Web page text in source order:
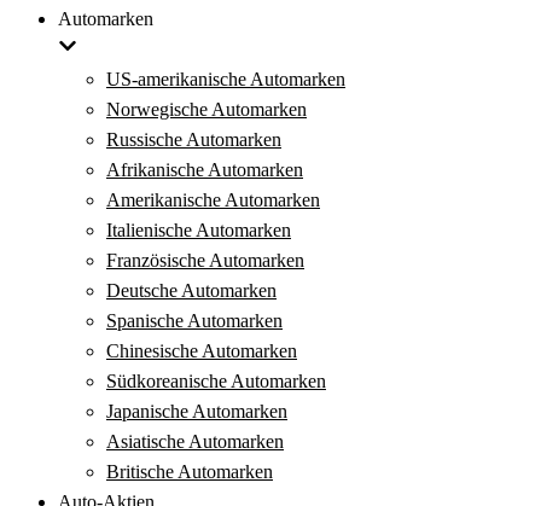
Automarken
US-amerikanische Automarken
Norwegische Automarken
Russische Automarken
Afrikanische Automarken
Amerikanische Automarken
Italienische Automarken
Französische Automarken
Deutsche Automarken
Spanische Automarken
Chinesische Automarken
Südkoreanische Automarken
Japanische Automarken
Asiatische Automarken
Britische Automarken
Auto-Aktien